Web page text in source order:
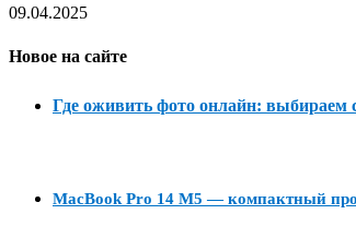
09.04.2025
Новое на сайте
Где оживить фото онлайн: выбираем
MacBook Pro 14 M5 — компактный